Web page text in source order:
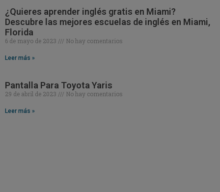
¿Quieres aprender inglés gratis en Miami?
Descubre las mejores escuelas de inglés en Miami,
Florida
6 de mayo de 2023 No hay comentarios
Leer más »
Pantalla Para Toyota Yaris
29 de abril de 2023 No hay comentarios
Leer más »